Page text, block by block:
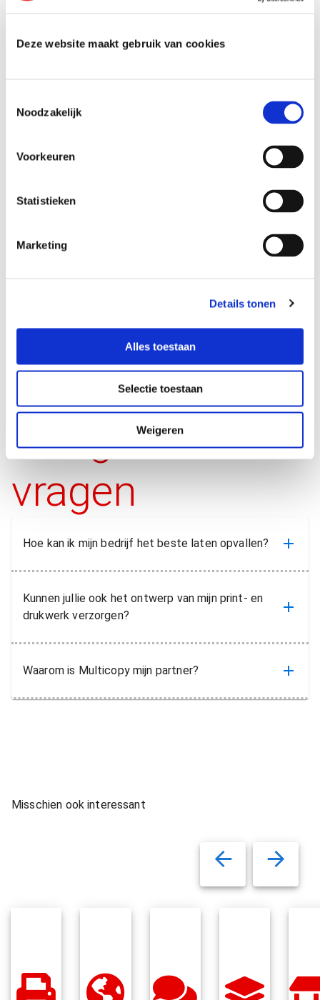
Deze website maakt gebruik van cookies
Noodzakelijk
Voorkeuren
Statistieken
Marketing
Details tonen
Alles toestaan
Selectie toestaan
Weigeren
Veelgestelde
vragen
Hoe kan ik mijn bedrijf het beste laten opvallen?
Kunnen jullie ook het ontwerp van mijn print- en
drukwerk verzorgen?
Waarom is Multicopy mijn partner?
Misschien ook interessant